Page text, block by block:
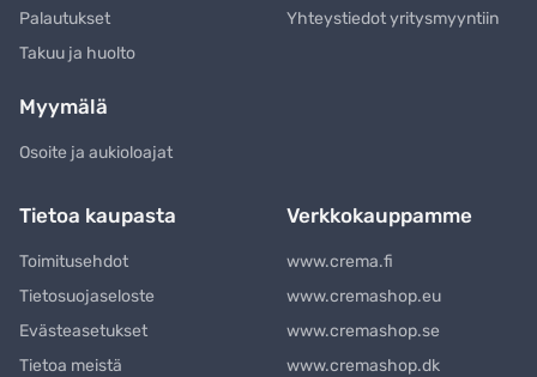
Palautukset
Takuu ja huolto
Yhteystiedot yritysmyyntiin
Myymälä
Osoite ja aukioloajat
Tietoa kaupasta
Toimitusehdot
Tietosuojaseloste
Evästeasetukset
Tietoa meistä
Verkkokauppamme
www.crema.fi
www.cremashop.eu
www.cremashop.se
www.cremashop.dk